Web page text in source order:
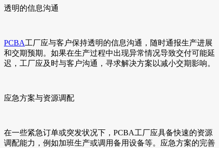
透明的信息沟通
PCBA工厂应与客户保持透明的信息沟通，随时通报生产进展
和交期预期。如果在生产过程中出现异常情况导致交付可能延
迟，工厂应及时与客户沟通，寻求解决方案以减小交期影响。
应急方案与资源调配
在一些紧急订单或突发状况下，PCBA工厂应具备快速的资源
调配能力，例如加班生产或调用备用设备等。应急方案的完善